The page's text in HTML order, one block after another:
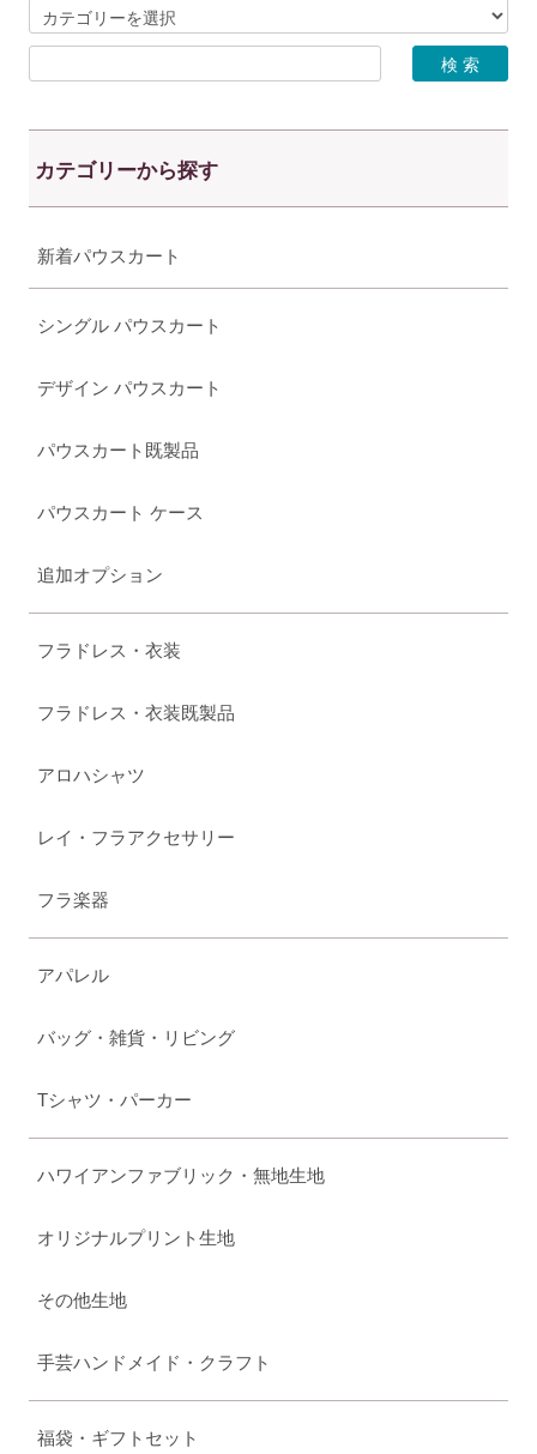
カテゴリーから探す
新着パウスカート
シングル パウスカート
デザイン パウスカート
パウスカート既製品
パウスカート ケース
追加オプション
フラドレス・衣装
フラドレス・衣装既製品
アロハシャツ
レイ・フラアクセサリー
フラ楽器
アパレル
バッグ・雑貨・リビング
Tシャツ・パーカー
ハワイアンファブリック・無地生地
オリジナルプリント生地
その他生地
手芸ハンドメイド・クラフト
福袋・ギフトセット